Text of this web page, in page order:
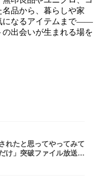
品から、暮らしや家
になるアイテムまで――
出会いが生まれる場を
れたと思ってやってみて
け」突破ファイル放送で